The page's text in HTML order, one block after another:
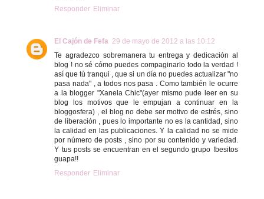
Responder Eliminar
El Cajón de Fefa 29 de mayo de 2012 a las 10:12
Te agradezco sobremanera tu entrega y dedicación al
blog ! no sé cómo puedes compaginarlo todo la verdad !
así que tú tranqui , que si un día no puedes actualizar "no
pasa nada" , a todos nos pasa . Como también le ocurre
a la blogger "Xanela Chic"(ayer mismo pude leer en su
blog los motivos que le empujan a continuar en la
bloggosfera) , el blog no debe ser motivo de estrés, sino
de liberación , pues lo importante no es la cantidad, sino
la calidad en las publicaciones. Y la calidad no se mide
por número de posts , sino por su contenido y variedad.
Y tus posts se encuentran en el segundo grupo !besitos
guapa!!
Responder Eliminar